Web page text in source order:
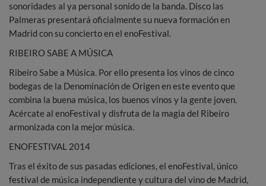
sonoridades al ya personal sonido de la banda. Disco las
Palmeras presentará oficialmente su nueva formación en
Madrid con su concierto en el enoFestival.
RIBEIRO SABE A MÚSICA
Ribeiro Sabe a Música. Por ello presenta los vinos de cinco
bodegas de la Denominación de Origen en este evento que
combina la buena música, los buenos vinos y la gente joven.
Acércate al enoFestival y disfruta de la magia del Ribeiro
armonizada con la mejor música.
ENOFESTIVAL 2014
Tras el éxito de sus pasadas ediciones, el enoFestival, único
festival de música independiente y cultura del vino de Madrid,